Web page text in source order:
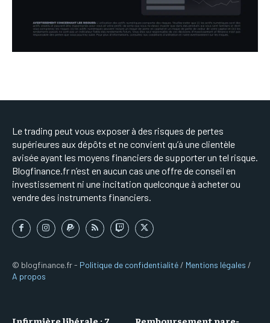
Le trading peut vous exposer à des risques de pertes
supérieures aux dépôts et ne convient qu’à une clientèle
avisée ayant les moyens financiers de supporter un tel risque.
Blogfinance.fr n’est en aucun cas une offre de conseil en
investissement ni une incitation quelconque à acheter ou
vendre des instruments financiers.
© blogfinance.fr - Politique de confidentialité / Mentions légales /
A propos
Infirmière libérale : 7
Remboursement pare-